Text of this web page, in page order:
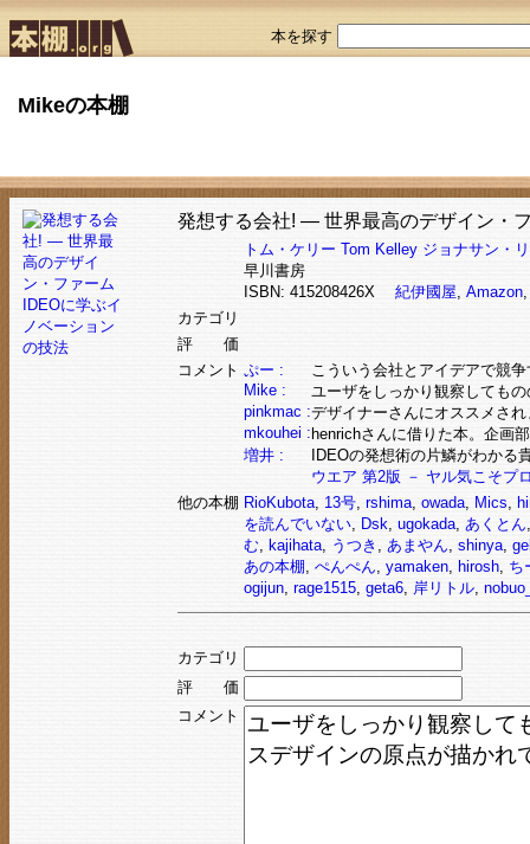
本を探す
Mikeの本棚
発想する会社! ― 世界最高のデザイン・
トム・ケリー Tom Kelley ジョナサン・
早川書房
ISBN: 415208426X 紀伊國屋, Amazon
カテゴリ
評 価
コメント ぷー :
こういう会社とアイデアで競
Mike :
ユーザをしっかり観察しても
pinkmac :デザイナーさんにオススメされ
mkouhei : henrichさんに借りた本。企画
増井 :
IDEOの発想術の片鱗がわか
ウエア 第2版 － ヤル気こそプ
他の本棚 RioKubota, 13号, rshima, owada, Mics,
を読んでいない, Dsk, ugokada, あくとん
む, kajihata, うつき , あまやん, shinya,
あの本棚, ぺんぺん, yamaken, hirosh, ち
ogijun, rage1515, geta6, 岸リトル,
カテゴリ
評 価
コメント